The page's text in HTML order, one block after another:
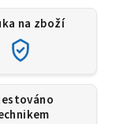
na zboží